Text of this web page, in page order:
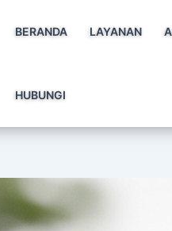
BERANDA LAYANAN
HUBUNGI